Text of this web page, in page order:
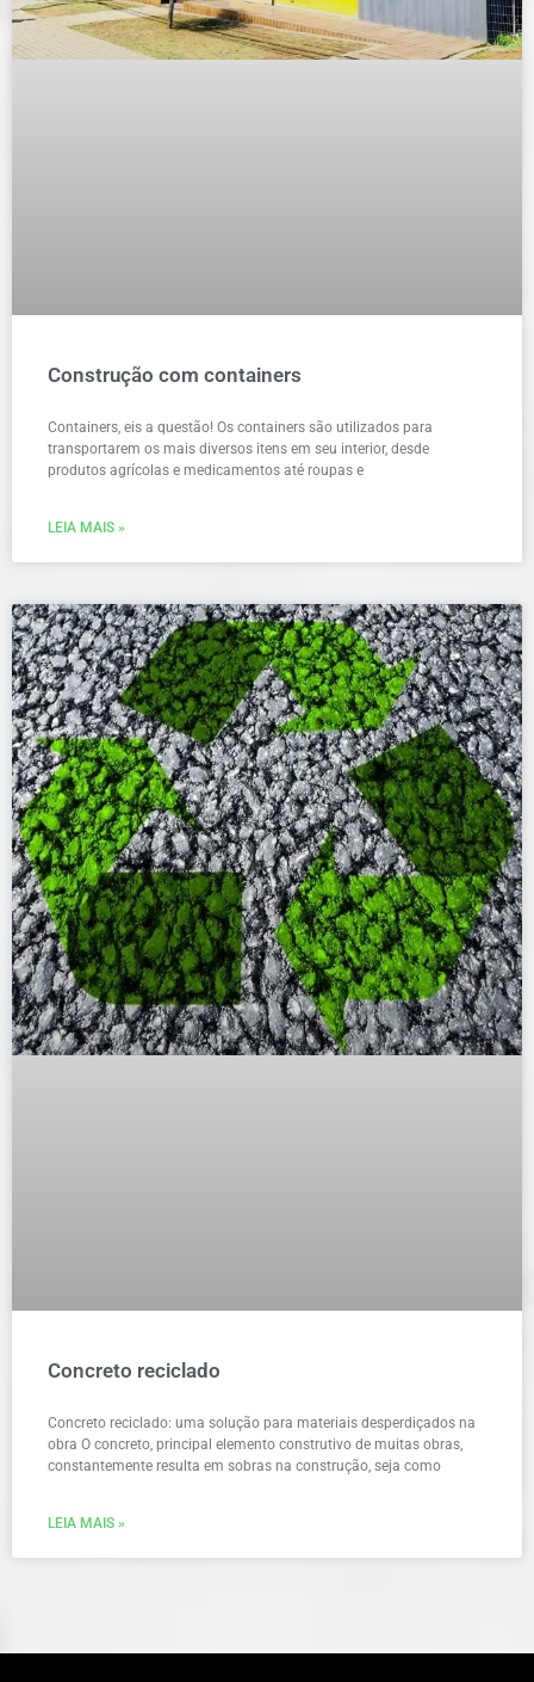
Construção com containers
Containers, eis a questão! Os containers são utilizados para
transportarem os mais diversos itens em seu interior, desde
produtos agrícolas e medicamentos até roupas e
LEIA MAIS »
Concreto reciclado
Concreto reciclado: uma solução para materiais desperdiçados na
obra O concreto, principal elemento construtivo de muitas obras,
constantemente resulta em sobras na construção, seja como
LEIA MAIS »